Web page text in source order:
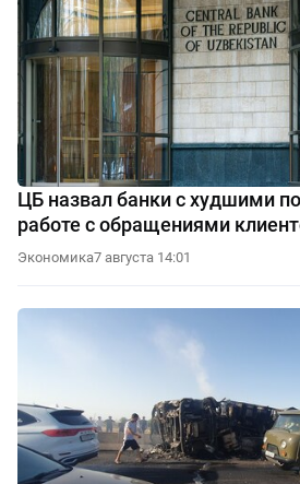
ЦБ назвал банки с худшими
работе с обращениями
Экономика7 августа 14:01